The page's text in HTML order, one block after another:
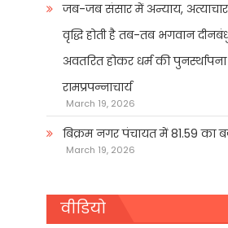
जब-जब संसार में अन्याय,
वृद्धि होती है तब-तब भगवान
अवतरित होकर धर्म की
रामप्रपन्नाचार्य
March 19, 2026
बिक्रम नगर पंचायत में 81.59 का
March 19, 2026
वीडियो